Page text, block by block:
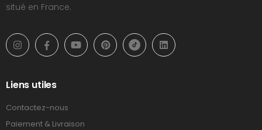
situé en France.
Liens utiles
Contactez-nous
Paiement & Livraison